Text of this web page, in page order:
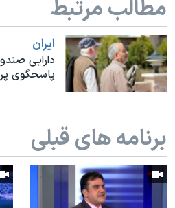
نرگس محمدی برنده جایزه نوبل صلح
همایش محافظه‌کاران آمریکا «سی‌پک»
صفحه‌های ویژه
مطالب مرتبط
ايران
دارایی
پاسخگوی پرداخت ۱۸
برنامه های قبلی